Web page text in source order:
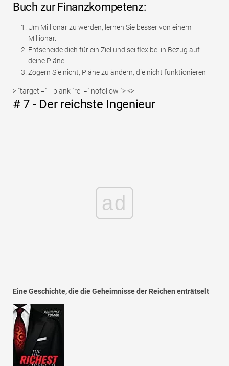
Buch zur Finanzkompetenz:
Um Millionär zu werden, lernen Sie besser von einem
Millionär.
Entscheide dich für ein Ziel und sei flexibel in Bezug auf
deine Pläne.
Zögern Sie nicht, Pläne zu ändern, die nicht funktionieren
> "target =" _ blank "rel =" nofollow "> <>
# 7 - Der reichste Ingenieur
ad
Eine Geschichte, die die Geheimnisse der Reichen enträtselt